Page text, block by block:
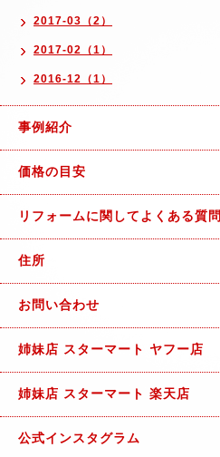
2017-03（2）
2017-02（1）
2016-12（1）
事例紹介
価格の目安
リフォームに関してよくある質
住所
お問い合わせ
姉妹店 スターマート ヤフー店
姉妹店 スターマート 楽天店
公式インスタグラム